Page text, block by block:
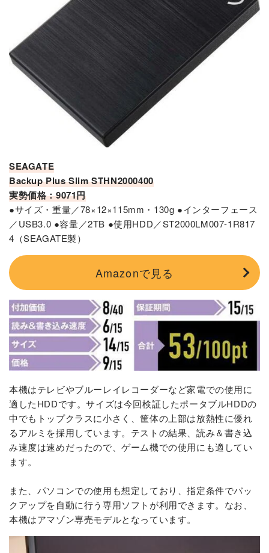
SEAGATE
Backup Plus Slim STHN2000400
実勢価格：9071円
●サイズ・重量／78×12×115mm・130g ●インターフェース
／USB3.0 ●容量／2TB ●使用HDD／ST2000LM007-1R817
4（SEAGATE製）
Amazonで見る
本機はテレビやブルーレイレコーダーなど家電での使用に
適したHDDです。サイズは今回検証したポータブルHDDの
中でもトップクラスに小さく、筐体の上部は放熱性に優れ
るアルミを採用しています。テストの結果、読み＆書き込
み速度は速めだったので、ゲーム機での使用にも適してい
ます。
また、パソコンでの使用も想定しており、指定条件でバッ
クアップを自動に行う専用ソフトが利用できます。なお、
本機はアマゾン専売モデルとなっています。